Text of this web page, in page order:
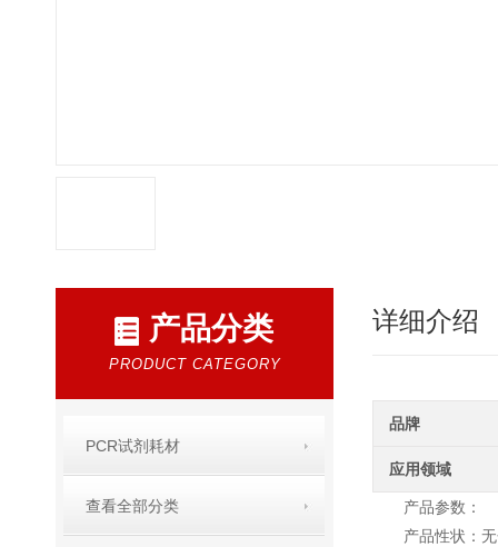
产品分类
PRODUCT CATEGORY
PCR试剂耗材
查看全部分类
详细介绍
品牌
应用领域
产品参数：
产品性状：